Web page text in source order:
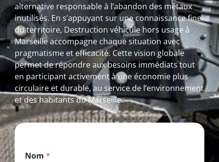
alternative responsable à l’abandon des métaux
inutilisés. En s’appuyant sur une connaissance fine
du territoire, Destruction véhicule hors usage à
Marseille accompagne chaque situation avec
pragmatisme et efficacité. Cette vision globale
permet de répondre aux besoins immédiats tout
en participant activement à une économie plus
circulaire et durable, au service de l’environnement
et des habitants du Marseille.
Nom *